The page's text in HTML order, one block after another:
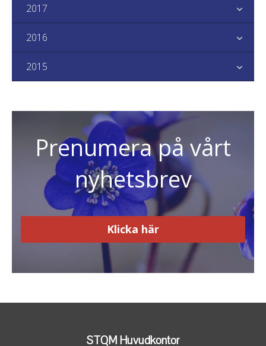
2017
2016
2015
Prenumera på vårt
nyhetsbrev
Klicka här
STQM Huvudkontor